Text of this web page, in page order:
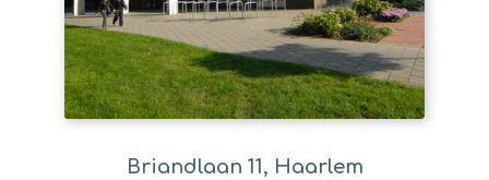
Briandlaan 11, Haarlem